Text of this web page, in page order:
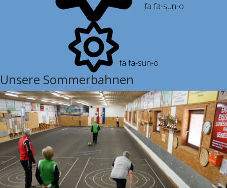
fa fa-sun-o
fa fa-sun-o
Unsere Sommerbahnen